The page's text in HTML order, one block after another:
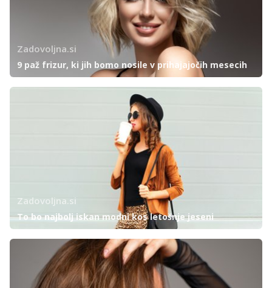
Zadovoljna.si
9 paž frizur, ki jih bomo nosile v prihajajočih mesecih
Zadovoljna.si
To bo najbolj iskan modni kos letošnje jeseni